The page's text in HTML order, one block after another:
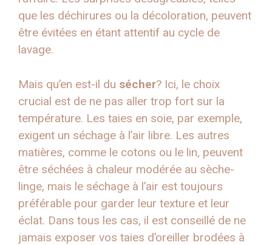
que les déchirures ou la décoloration, peuvent
être évitées en étant attentif au cycle de
lavage.
Mais qu’en est-il du sécher? Ici, le choix
crucial est de ne pas aller trop fort sur la
température. Les taies en soie, par exemple,
exigent un séchage à l’air libre. Les autres
matières, comme le cotons ou le lin, peuvent
être séchées à chaleur modérée au sèche-
linge, mais le séchage à l’air est toujours
préférable pour garder leur texture et leur
éclat. Dans tous les cas, il est conseillé de ne
jamais exposer vos taies d’oreiller brodées à